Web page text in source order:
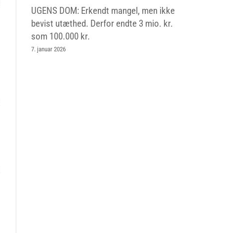
UGENS DOM: Erkendt mangel, men ikke
bevist utæthed. Derfor endte 3 mio. kr.
som 100.000 kr.
7. januar 2026